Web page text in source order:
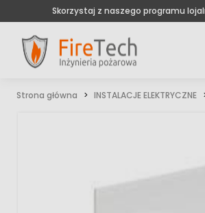
Skorzystaj z naszego programu
Strona główna INSTALACJE ELEKTRYCZNE